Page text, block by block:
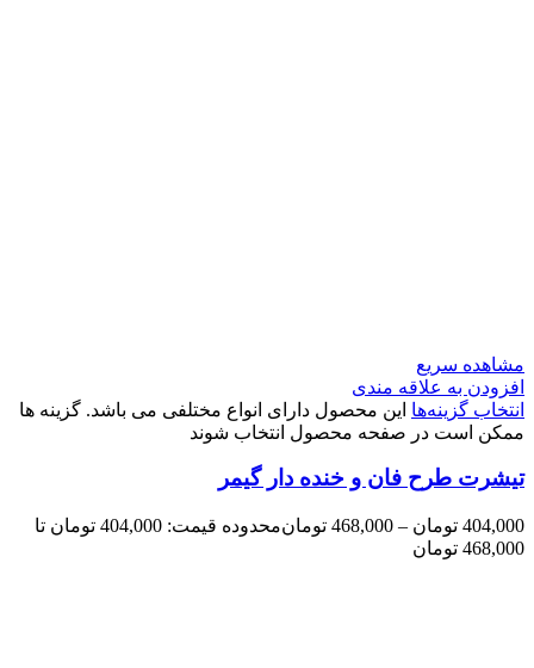
مشاهده سریع
افزودن به علاقه مندی
انتخاب گزینه‌ها این محصول دارای انواع مختلفی می باشد. گزینه ها
ممکن است در صفحه محصول انتخاب شوند
تیشرت طرح فان و خنده دار گیمر
404,000 تومان –
468,000 تومان
محدوده قیمت: 404,000 تومان تا
468,000 تومان